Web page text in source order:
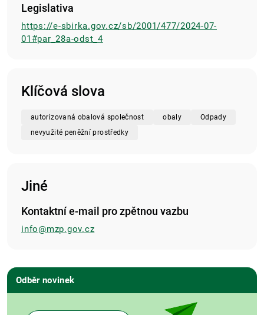
Legislativa
https://e-sbirka.gov.cz/sb/2001/477/2024-07-
01#par_28a-odst_4
Klíčová slova
autorizovaná obalová společnost obaly
Odpady
nevyužité peněžní prostředky
Jiné
Kontaktní e-mail pro zpětnou vazbu
info@mzp.gov.cz
Odběr novinek